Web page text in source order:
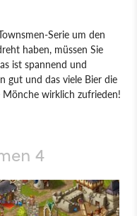
Serie um den
haben, müssen Sie
ist spannend und
gut und das viele Bier die
wirklich zufrieden!
4